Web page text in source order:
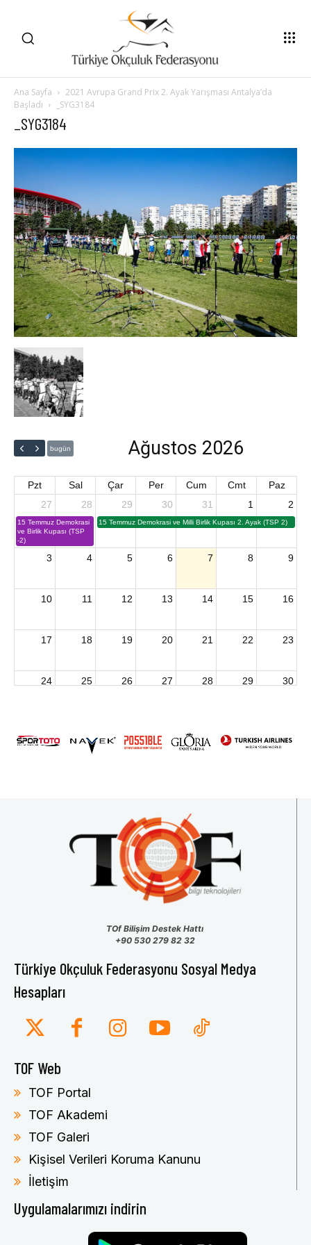
Ana Sayfa
2021 Avrupa Grand Prix 2. Ayak Yarışması Antalya’da
Başladı
_SYG3184
_SYG3184
bugün Ağustos 2026
Pzt Sal Çar Per Cum Cmt
Paz
27
15 Temmuz Demokrasi
ve Birlik Kupası (TSP
-2)
28 29
15 Temmuz Demokrasi ve Milli Birlik Kupası 2. Ayak (TSP 2)
30 31 1 2
3 4 5 6 7 8 9
10 11 12 13 14 15 16
17 18 19 20 21 22 23
24 25 26 27 28 29 30
TOf Bilişim Destek Hattı
+90 530 279 82 32
Türkiye Okçuluk Federasyonu Sosyal Medya
Hesapları
TOF Web
TOF Portal
TOF Akademi
TOF Galeri
Kişisel Verileri Koruma Kanunu
İletişim
Uygulamalarımızı indirin